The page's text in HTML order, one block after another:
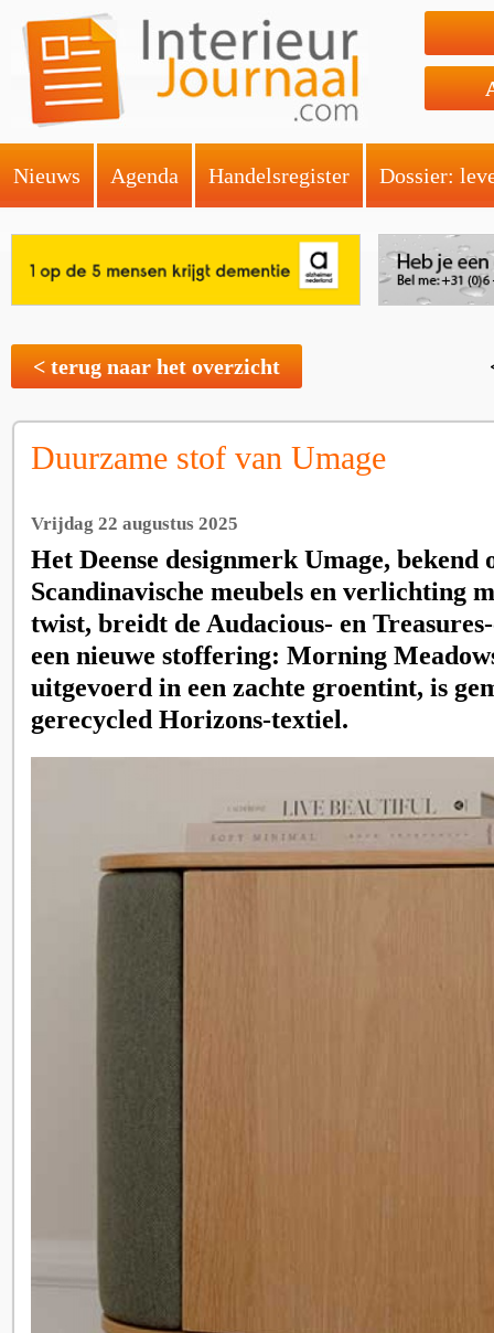
Nieuws Agenda Handelsregister Dossier:
< terug naar het overzicht
Duurzame stof van Umage
Vrijdag 22 augustus 2025
Het Deense designmerk Umage, bekend
Scandinavische meubels en verlichting
twist, breidt de Audacious- en
een nieuwe stoffering: Morning
uitgevoerd in een zachte groentint, is
gerecycled Horizons-textiel.